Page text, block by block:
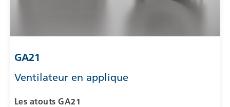
GA21
Ventilateur en applique
Les atoutsGA21